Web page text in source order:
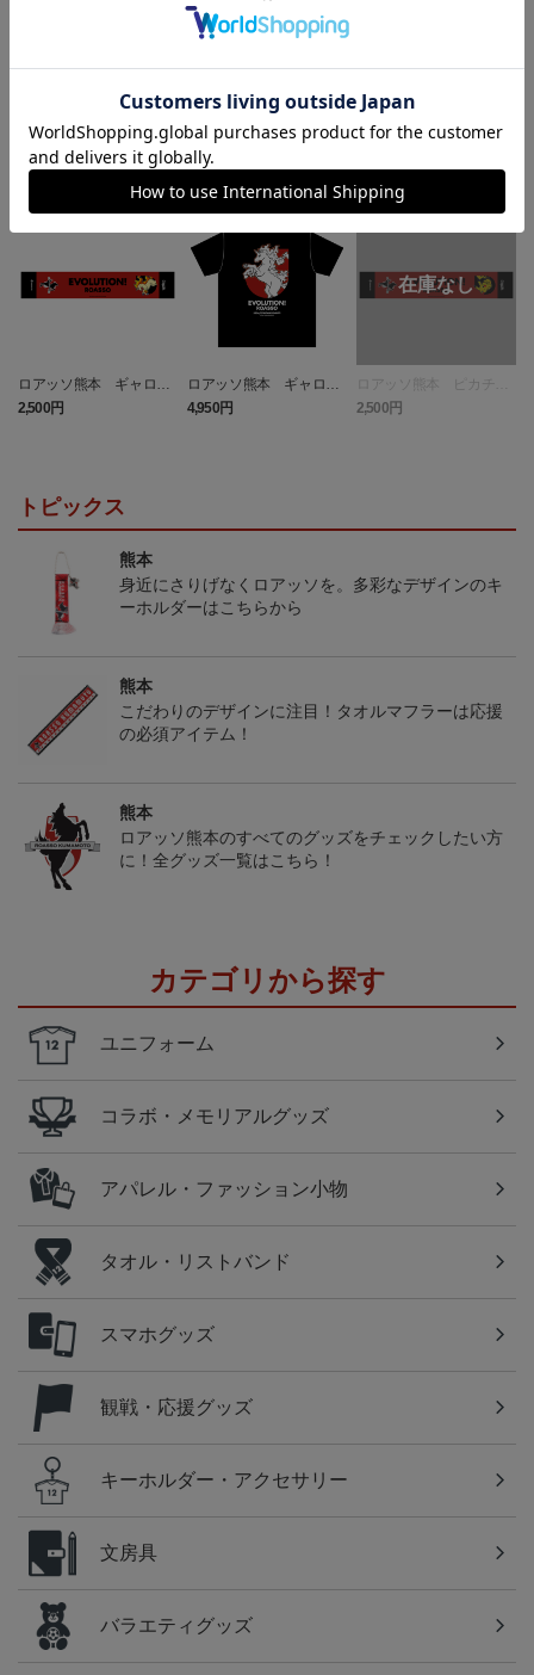
ランキング
ロアッソ熊本 ギャロッ
プ タオルマフラー
2,500円
NEW
ロアッソ熊本 ギャロッ
プ Tシャツ BLACK
4,950円
ロアッソ熊本 ピカチュ
ウ タオルマフラー
2,500円
トピックス
熊本
身近にさりげなくロアッソを。多彩なデザインのキ
ーホルダーはこちらから
熊本
こだわりのデザインに注目！タオルマフラーは応援
の必須アイテム！
熊本
ロアッソ熊本のすべてのグッズをチェックしたい方
に！全グッズ一覧はこちら！
カテゴリから探す
ユニフォーム
コラボ・メモリアルグッズ
アパレル・ファッション小物
タオル・リストバンド
スマホグッズ
観戦・応援グッズ
キーホルダー・アクセサリー
文房具
バラエティグッズ